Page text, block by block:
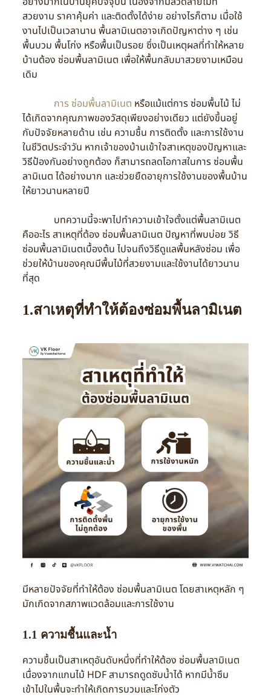
สวยงาม ราคาคุ้มค่า และติดตั้งได้ง่าย อย่างไรก็ตาม เมื่อใช้
งานไปเป็นเวลานาน พื้นลามิเนตอาจเกิดปัญหาต่าง ๆ เช่น
พื้นบวม พื้นโก่ง หรือพื้นเป็นรอย ซึ่งเป็นเหตุผลที่ทำให้หลาย
บ้านต้อง ซ่อมพื้นลามิเนต เพื่อให้พื้นกลับมาสวยงามเหมือน
เดิม
การ ซ่อมพื้นลามิเนต หรือแม้แต่การ ซ่อมพื้นไม้ ไม่
ได้เกิดจากคุณภาพของวัสดุเพียงอย่างเดียว แต่ยังขึ้นอยู่
กับปัจจัยหลายด้าน เช่น ความชื้น การติดตั้ง และการใช้งาน
ในชีวิตประจำวัน หากเจ้าของบ้านเข้าใจสาเหตุของปัญหาและ
วิธีป้องกันอย่างถูกต้อง ก็สามารถลดโอกาสในการ ซ่อมพื้น
ลามิเนต ได้อย่างมาก และช่วยยืดอายุการใช้งานของพื้นบ้าน
ให้ยาวนานหลายปี
บทความนี้จะพาไปทำความเข้าใจตั้งแต่พื้นลามิเนต
คืออะไร สาเหตุที่ต้อง ซ่อมพื้นลามิเนต ปัญหาที่พบบ่อย วิธี
ซ่อมพื้นลามิเนตเบื้องต้น ไปจนถึงวิธีดูแลพื้นหลังซ่อม เพื่อ
ช่วยให้บ้านของคุณมีพื้นไม้ที่สวยงามและใช้งานได้ยาวนาน
ที่สุด
1.สาเหตุที่ทำให้ต้องซ่อมพื้นลามิเนต
มีหลายปัจจัยที่ทำให้ต้อง ซ่อมพื้นลามิเนต โดยสาเหตุหลัก ๆ
มักเกิดจากสภาพแวดล้อมและการใช้งาน
1.1 ความชื้นและน้ำ
ความชื้นเป็นสาเหตุอันดับหนึ่งที่ทำให้ต้อง ซ่อมพื้นลามิเนต
เนื่องจากแกนไม้ HDF สามารถดูดซับน้ำได้ หากมีน้ำซึม
เข้าไปในพื้นจะทำให้เกิดการบวมและโก่งตัว